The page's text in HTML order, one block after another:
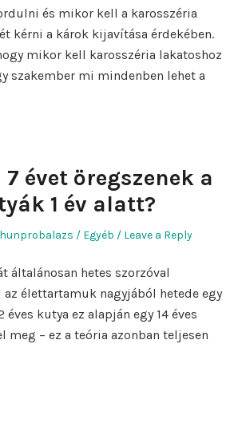
és mikor kell a karosszéria
kérni a károk kijavítása érdekében.
mikor kell karosszéria lakatoshoz
szakember mi mindenben lehet a
évet öregszenek a
1 év alatt?
Author
hunprobalazs
Posted
Egyéb Leave a Reply
általánosan hetes szorzóval
élettartamuk nagyjából hetede egy
éves kutya ez alapján egy 14 éves
meg – ez a teória azonban teljesen